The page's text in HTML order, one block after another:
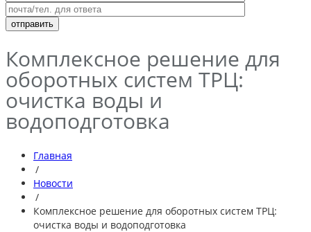
Комплексное решение для
оборотных систем ТРЦ:
очистка воды и
водоподготовка
Главная
/
Новости
/
Комплексное решение для оборотных систем ТРЦ:
очистка воды и водоподготовка